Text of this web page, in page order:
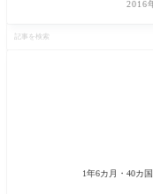
ーオ
2016
1年6カ月・40カ